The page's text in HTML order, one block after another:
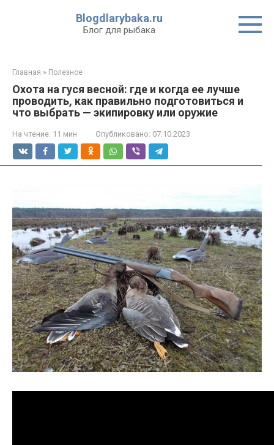
Blogdlarybaka.ru
Блог для рыбака
Главная » Полезное
Охота на гуся весной: где и когда ее лучше
проводить, как правильно подготовиться и
что выбрать — экипировку или оружие
На чтение: 11 мин Опубликовано: 07.10.2023